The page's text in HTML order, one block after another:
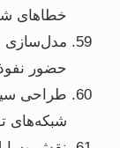
خطاهای
مدل‌سازی
حضور نفوذ
طراحی
شبکه‌های